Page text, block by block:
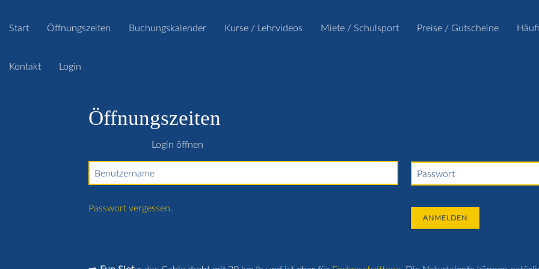
Start Öffnungszeiten Buchungskalender Kurse / Lehrvideos Miete / Schulsport Preise / Gutscheine
Kontakt Login
Öffnungszeiten
Login öffnen
Benutzername Passwort
Passwort vergessen.
ANMELDEN